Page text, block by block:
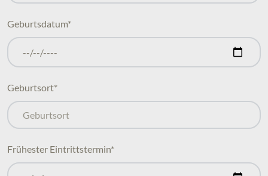
Geburtsdatum*
Geburtsort*
Frühester Eintrittstermin*